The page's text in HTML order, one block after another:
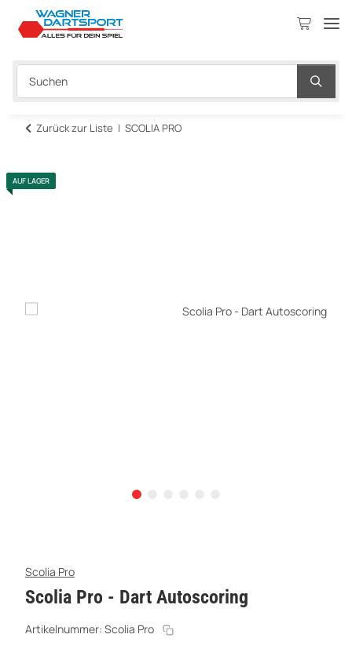
Zurück zur Liste SCOLIA PRO
AUF LAGER
Scolia Pro
Scolia Pro - Dart Autoscoring
Artikelnummer: Scolia Pro